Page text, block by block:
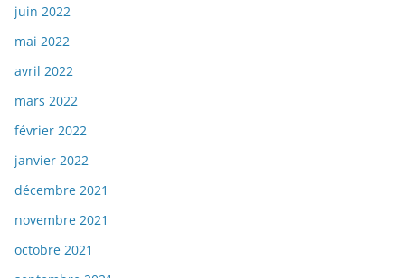
juin 2022
mai 2022
avril 2022
mars 2022
février 2022
janvier 2022
décembre 2021
novembre 2021
octobre 2021